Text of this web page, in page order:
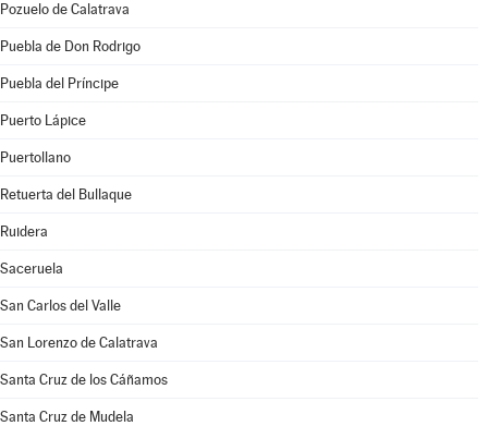
Pozuelo de Calatrava
Puebla de Don Rodrigo
Puebla del Príncipe
Puerto Lápice
Puertollano
Retuerta del Bullaque
Ruidera
Saceruela
San Carlos del Valle
San Lorenzo de Calatrava
Santa Cruz de los Cáñamos
Santa Cruz de Mudela